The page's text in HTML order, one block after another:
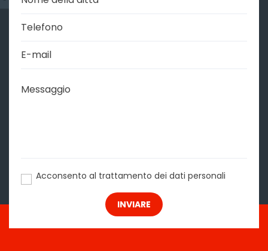
Acconsento al trattamento dei dati personali
INVIARE